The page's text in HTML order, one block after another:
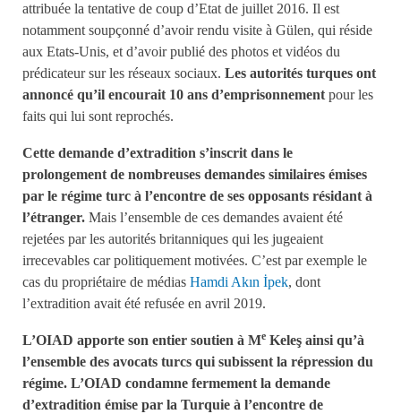
attribuée la tentative de coup d’Etat de juillet 2016. Il est
notamment soupçonné d’avoir rendu visite à Gülen, qui réside
aux Etats-Unis, et d’avoir publié des photos et vidéos du
prédicateur sur les réseaux sociaux. Les autorités turques ont
annoncé qu’il encourait 10 ans d’emprisonnementpour les
faits qui lui sont reprochés.
Cette demande d’extradition s’inscrit dans le
prolongement de nombreuses demandes similaires émises
par le régime turc à l’encontre de ses opposants résidant à
l’étranger. Mais l’ensemble de ces demandes avaient été
rejetées par les autorités britanniques qui les jugeaient
irrecevables car politiquement motivées. C’est par exemple le
cas du propriétaire de médias Hamdi Akın İpek, dont
l’extradition avait été refusée en avril 2019.
L’OIAD apporte son entier soutien à Me Keleş ainsi qu’à
l’ensemble des avocats turcs qui subissent la répression du
régime. L’OIAD condamne fermement la demande
d’extradition émise par la Turquie à l’encontre de